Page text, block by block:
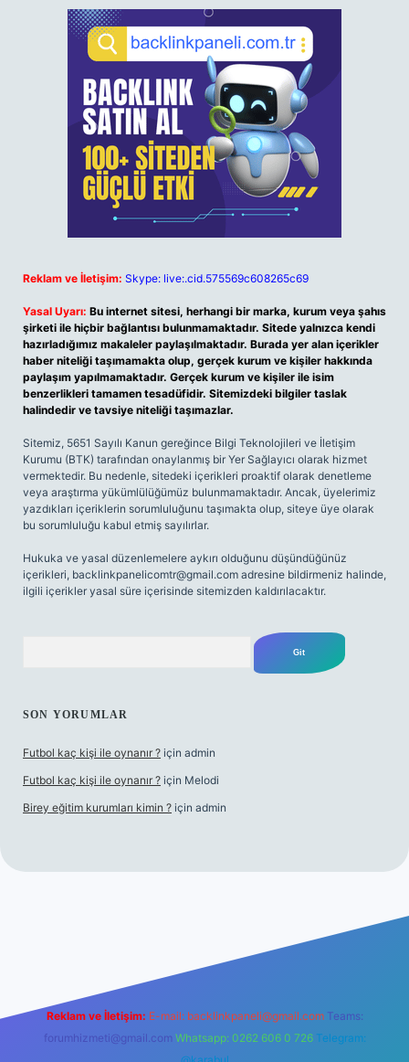
Reklam ve İletişim: Skype: live:.cid.575569c608265c69
Yasal Uyarı: Bu internet sitesi, herhangi bir marka, kurum veya şahıs
şirketi ile hiçbir bağlantısı bulunmamaktadır. Sitede yalnızca kendi
hazırladığımız makaleler paylaşılmaktadır. Burada yer alan içerikler
haber niteliği taşımamakta olup, gerçek kurum ve kişiler hakkında
paylaşım yapılmamaktadır. Gerçek kurum ve kişiler ile isim
benzerlikleri tamamen tesadüfidir. Sitemizdeki bilgiler taslak
halindedir ve tavsiye niteliği taşımazlar.
Sitemiz, 5651 Sayılı Kanun gereğince Bilgi Teknolojileri ve İletişim
Kurumu (BTK) tarafından onaylanmış bir Yer Sağlayıcı olarak hizmet
vermektedir. Bu nedenle, sitedeki içerikleri proaktif olarak denetleme
veya araştırma yükümlülüğümüz bulunmamaktadır. Ancak, üyelerimiz
yazdıkları içeriklerin sorumluluğunu taşımakta olup, siteye üye olarak
bu sorumluluğu kabul etmiş sayılırlar.
Hukuka ve yasal düzenlemelere aykırı olduğunu düşündüğünüz
içerikleri, backlinkpanelicomtr@gmail.com adresine bildirmeniz halinde,
ilgili içerikler yasal süre içerisinde sitemizden kaldırılacaktır.
SON YORUMLAR
Futbol kaç kişi ile oynanır ? için admin
Futbol kaç kişi ile oynanır ? için Melodi
Birey eğitim kurumları kimin ? için admin
Reklam ve İletişim: E-mail: backlinkpaneli@gmail.com Teams:
forumhizmeti@gmail.com Whatsapp: 0262 606 0 726 Telegram: